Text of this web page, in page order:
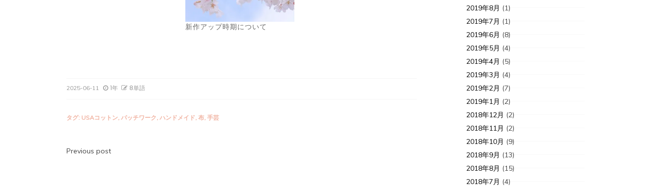
新作アップ時期について
2025-06-11 1年 8単語
タグ: USAコットン,パッチワーク,ハンドメイド,布,手芸
投
Previous post
2019年8月 (1)
2019年7月 (1)
2019年6月 (8)
2019年5月 (4)
2019年4月 (5)
2019年3月 (4)
2019年2月 (7)
2019年1月 (2)
2018年12月 (2)
2018年11月 (2)
2018年10月 (9)
2018年9月 (13)
2018年8月 (15)
2018年7月 (4)